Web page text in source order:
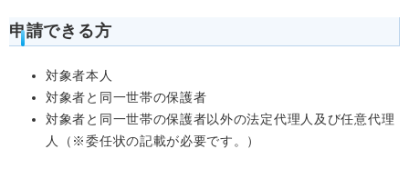
申請できる方
対象者本人
対象者と同一世帯の保護者
対象者と同一世帯の保護者以外の法定代理人及び任意代理
人（※委任状の記載が必要です。）